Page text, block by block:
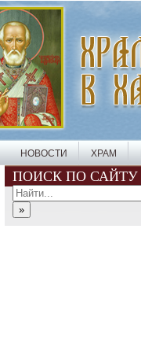
НОВОСТИ ХРАМ
ПОИСК ПО САЙТУ